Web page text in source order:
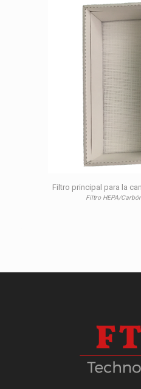
Filtro principal para la
Filtro HEPA/